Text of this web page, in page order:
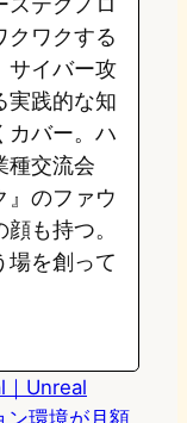
クワクする
サイバー攻
実践的な知
カバー。ハ
種交流会
』のファウ
も持つ。
場を創って
Unreal